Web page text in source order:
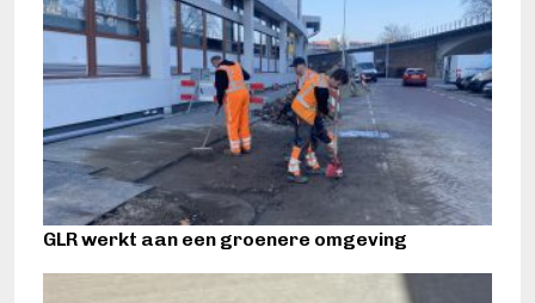
GLR werkt aan een groenere omgeving